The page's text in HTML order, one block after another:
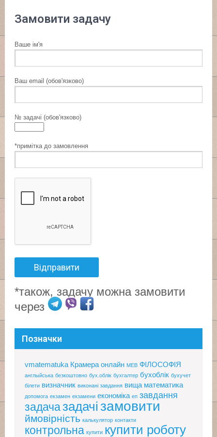
Замовити задачу
Ваше ім'я
Ваш email (обов'язково)
№ задачі (обов'язково)
*примітка до замовлення
*також, задачу можна замовити
через
Позначки
vmatematuka Крамера онлайн МЕВ ФІЛОСОФІЯ
англыйська безкоштовно бух.облік бухгалтер бухоблік бухучет
білети визначник виконані завдання вища математика
допомога екзамен екзамени економіка еп завдання
задачазадачі замовити
ймовірність калькулятор контакти
контрольна купити купити роботу